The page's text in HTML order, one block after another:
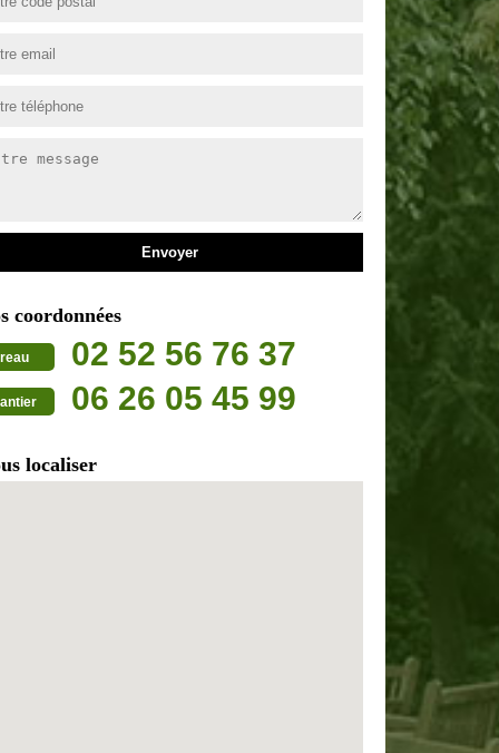
coordonnées
02 52 56 76 37
06 26 05 45 99
localiser